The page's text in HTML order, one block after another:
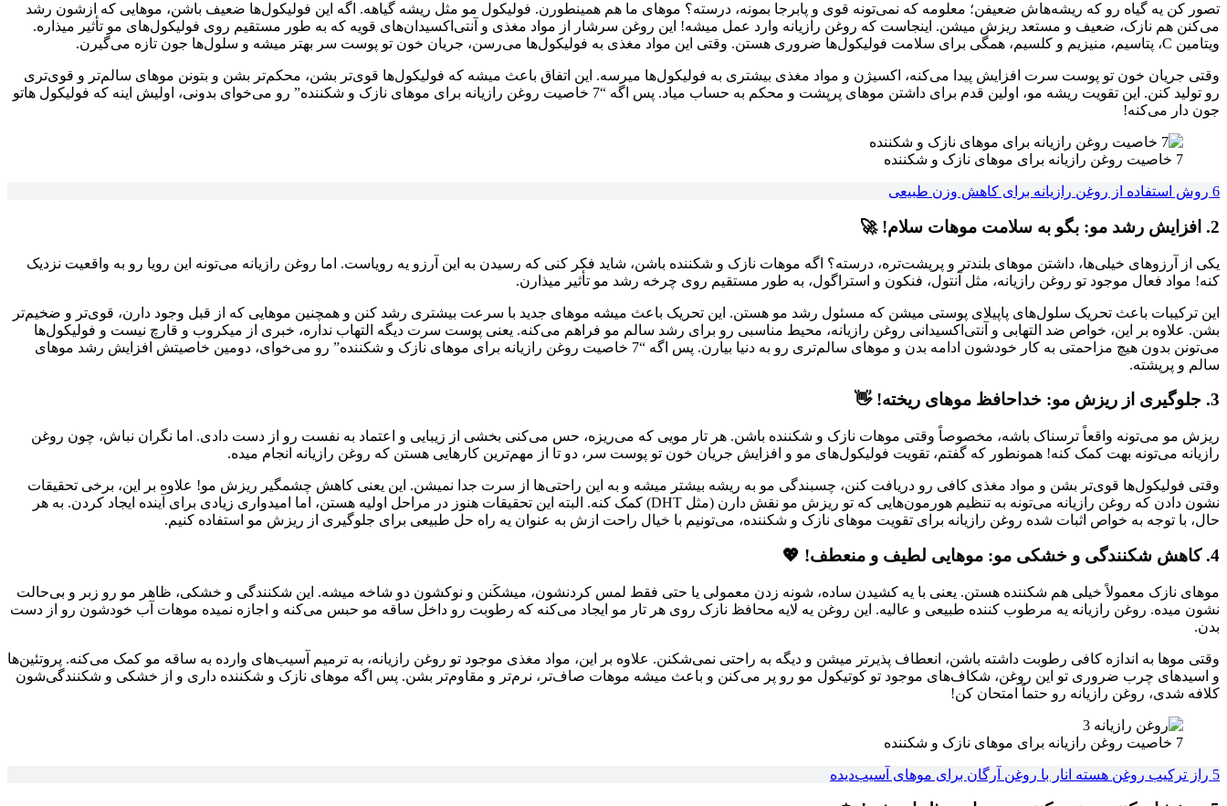
تصور کن یه گیاه رو که ریشه‌هاش ضعیفن؛ معلومه که نمی‌تونه قوی و پابرجا بمونه، درسته؟ موهای ما هم همینطورن. فولیکول مو مثل ریشه گیاهه. اگه این فولیکول‌ها ضعیف باشن، موهایی که ازشون رشد
می‌کنن هم نازک، ضعیف و مستعد ریزش میشن. اینجاست که روغن رازیانه وارد عمل میشه! این روغن سرشار از مواد مغذی و آنتی‌اکسیدان‌های قویه که به طور مستقیم روی فولیکول‌های مو تأثیر میذاره.
ویتامین C، پتاسیم، منیزیم و کلسیم، همگی برای سلامت فولیکول‌ها ضروری هستن. وقتی این مواد مغذی به فولیکول‌ها می‌رسن، جریان خون تو پوست سر بهتر میشه و سلول‌ها جون تازه می‌گیرن.
وقتی جریان خون تو پوست سرت افزایش پیدا می‌کنه، اکسیژن و مواد مغذی بیشتری به فولیکول‌ها میرسه. این اتفاق باعث میشه که فولیکول‌ها قوی‌تر بشن، محکم‌تر بشن و بتونن موهای سالم‌تر و قوی‌تری
رو تولید کنن. این تقویت ریشه مو، اولین قدم برای داشتن موهای پرپشت و محکم به حساب میاد. پس اگه “7 خاصیت روغن رازیانه برای موهای نازک و شکننده” رو می‌خوای بدونی، اولیش اینه که فولیکول هاتو
جون دار می‌کنه!
7 خاصیت روغن رازیانه برای موهای نازک و شکننده
6 روش استفاده از روغن رازیانه برای کاهش وزن طبیعی
2. افزایش رشد مو: بگو به سلامت موهات سلام! 🚀
یکی از آرزوهای خیلی‌ها، داشتن موهای بلندتر و پرپشت‌تره، درسته؟ اگه موهات نازک و شکننده باشن، شاید فکر کنی که رسیدن به این آرزو یه رویاست. اما روغن رازیانه می‌تونه این رویا رو به واقعیت نزدیک
کنه! مواد فعال موجود تو روغن رازیانه، مثل آنتول، فنکون و استراگول، به طور مستقیم روی چرخه رشد مو تأثیر میذارن.
این ترکیبات باعث تحریک سلول‌های پاپیلای پوستی میشن که مسئول رشد مو هستن. این تحریک باعث میشه موهای جدید با سرعت بیشتری رشد کنن و همچنین موهایی که از قبل وجود دارن، قوی‌تر و ضخیم‌تر
بشن. علاوه بر این، خواص ضد التهابی و آنتی‌اکسیدانی روغن رازیانه، محیط مناسبی رو برای رشد سالم مو فراهم می‌کنه. یعنی پوست سرت دیگه التهاب نداره، خبری از میکروب و قارچ نیست و فولیکول‌ها
می‌تونن بدون هیچ مزاحمتی به کار خودشون ادامه بدن و موهای سالم‌تری رو به دنیا بیارن. پس اگه “7 خاصیت روغن رازیانه برای موهای نازک و شکننده” رو می‌خوای، دومین خاصیتش افزایش رشد موهای
سالم و پرپشته.
3. جلوگیری از ریزش مو: خداحافظ موهای ریخته! 👋
ریزش مو می‌تونه واقعاً ترسناک باشه، مخصوصاً وقتی موهات نازک و شکننده باشن. هر تار مویی که می‌ریزه، حس می‌کنی بخشی از زیبایی و اعتماد به نفست رو از دست دادی. اما نگران نباش، چون روغن
رازیانه می‌تونه بهت کمک کنه! همونطور که گفتم، تقویت فولیکول‌های مو و افزایش جریان خون تو پوست سر، دو تا از مهم‌ترین کارهایی هستن که روغن رازیانه انجام میده.
وقتی فولیکول‌ها قوی‌تر بشن و مواد مغذی کافی رو دریافت کنن، چسبندگی مو به ریشه بیشتر میشه و به این راحتی‌ها از سرت جدا نمیشن. این یعنی کاهش چشمگیر ریزش مو! علاوه بر این، برخی تحقیقات
نشون دادن که روغن رازیانه می‌تونه به تنظیم هورمون‌هایی که تو ریزش مو نقش دارن (مثل DHT) کمک کنه. البته این تحقیقات هنوز در مراحل اولیه هستن، اما امیدواری زیادی برای آینده ایجاد کردن. به هر
حال، با توجه به خواص اثبات شده روغن رازیانه برای تقویت موهای نازک و شکننده، می‌تونیم با خیال راحت ازش به عنوان یه راه حل طبیعی برای جلوگیری از ریزش مو استفاده کنیم.
4. کاهش شکنندگی و خشکی مو: موهایی لطیف و منعطف! 💖
موهای نازک معمولاً خیلی هم شکننده هستن. یعنی با یه کشیدن ساده، شونه زدن معمولی یا حتی فقط لمس کردنشون، میشکَنن و نوکشون دو شاخه میشه. این شکنندگی و خشکی، ظاهر مو رو زبر و بی‌حالت
نشون میده. روغن رازیانه یه مرطوب کننده طبیعی و عالیه. این روغن یه لایه محافظ نازک روی هر تار مو ایجاد می‌کنه که رطوبت رو داخل ساقه مو حبس می‌کنه و اجازه نمیده موهات آب خودشون رو از دست
بدن.
وقتی موها به اندازه کافی رطوبت داشته باشن، انعطاف پذیرتر میشن و دیگه به راحتی نمی‌شکنن. علاوه بر این، مواد مغذی موجود تو روغن رازیانه، به ترمیم آسیب‌های وارده به ساقه مو کمک می‌کنه. پروتئین‌ها
و اسیدهای چرب ضروری تو این روغن، شکاف‌های موجود تو کوتیکول مو رو پر می‌کنن و باعث میشه موهات صاف‌تر، نرم‌تر و مقاوم‌تر بشن. پس اگه موهای نازک و شکننده داری و از خشکی و شکنندگی‌شون
کلافه شدی، روغن رازیانه رو حتماً امتحان کن!
7 خاصیت روغن رازیانه برای موهای نازک و شکننده
5 راز ترکیب روغن هسته انار با روغن آرگان برای موهای آسیب‌دیده